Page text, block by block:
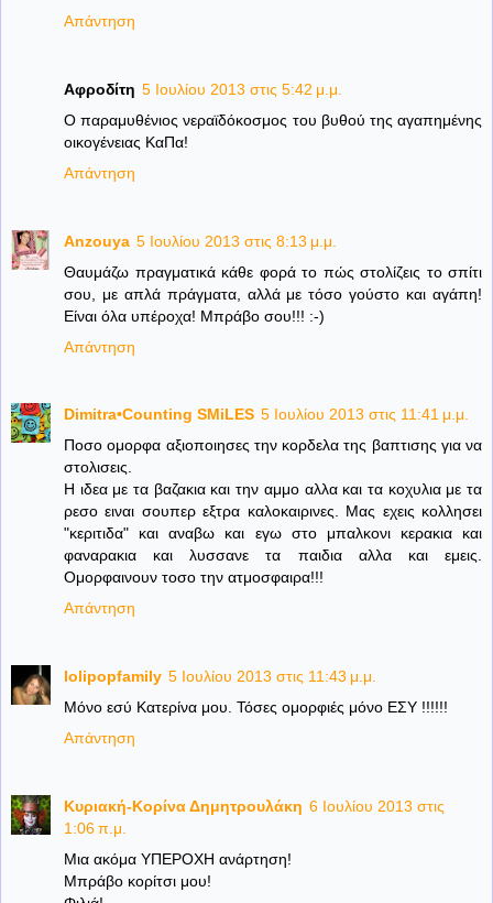
Απάντηση
Αφροδίτη 5 Ιουλίου 2013 στις 5:42 μ.μ.
Ο παραμυθένιος νεραϊδόκοσμος του βυθού της αγαπημένης
οικογένειας ΚαΠα!
Απάντηση
Anzouya 5 Ιουλίου 2013 στις 8:13 μ.μ.
Θαυμάζω πραγματικά κάθε φορά το πώς στολίζεις το σπίτι
σου, με απλά πράγματα, αλλά με τόσο γούστο και αγάπη!
Είναι όλα υπέροχα! Μπράβο σου!!! :-)
Απάντηση
Dimitra•Counting SΜiLES 5 Ιουλίου 2013 στις 11:41 μ.μ.
Ποσο ομορφα αξιοποιησες την κορδελα της βαπτισης για να
στολισεις.
Η ιδεα με τα βαζακια και την αμμο αλλα και τα κοχυλια με τα
ρεσο ειναι σουπερ εξτρα καλοκαιρινες. Μας εχεις κολλησει
"κεριτιδα" και αναβω και εγω στο μπαλκονι κερακια και
φαναρακια και λυσσανε τα παιδια αλλα και εμεις.
Ομορφαινουν τοσο την ατμοσφαιρα!!!
Απάντηση
lolipopfamily 5 Ιουλίου 2013 στις 11:43 μ.μ.
Μόνο εσύ Κατερίνα μου. Τόσες ομορφιές μόνο ΕΣΥ !!!!!!
Απάντηση
Κυριακή-Κορίνα Δημητρουλάκη 6 Ιουλίου 2013 στις
1:06 π.μ.
Μια ακόμα ΥΠΕΡΟΧΗ ανάρτηση!
Μπράβο κορίτσι μου!